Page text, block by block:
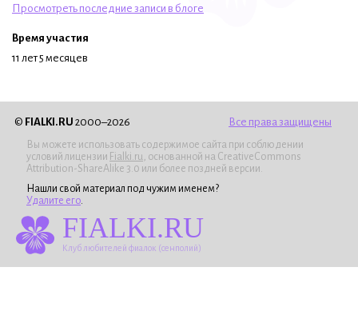
Просмотреть последние записи в блоге
Время участия
11 лет 5 месяцев
© FIALKI.RU 2000–2026 Все права защищены
Вы можете использовать содержимое сайта при соблюдении
условий лицензии Fialki.ru , основанной на CreativeCommons
Attribution-ShareAlike 3.0 или более поздней версии.
Нашли свой материал под чужим именем?
Удалите его
FIALKI.RU
Клуб любителей фиалок (сенполий)